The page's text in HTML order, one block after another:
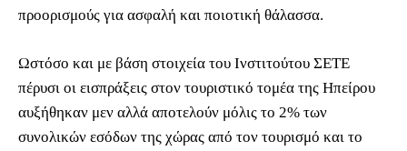
προορισμούς για ασφαλή και ποιοτική θάλασσα.
Ωστόσο και με βάση στοιχεία του Ινστιτούτου ΣΕΤΕ
πέρυσι οι εισπράξεις στον τουριστικό τομέα της Ηπείρου
αυξήθηκαν μεν αλλά αποτελούν μόλις το 2% των
συνολικών εσόδων της χώρας από τον τουρισμό και το